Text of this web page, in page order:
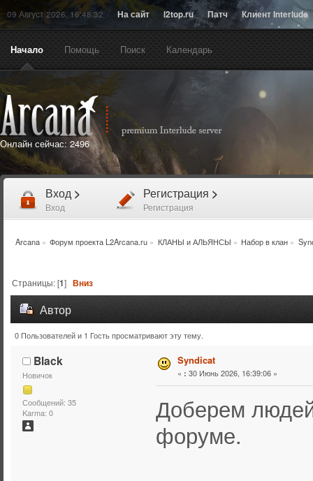
09 Август 2026, 16:48:32 На сайт l2top.ru Патч Клиент Interlude
Начало Помощь Поиск Календарь
Онлайн сейчас: 2496
Вход >
Вход
Регистрация >
Регистрация
Arcana» Форум проекта L2Arcana.ru » КЛАНЫ и АЛЬЯНСЫ » Набор в клан »
Страницы: [1]Вниз
Автор
Тема: Syndicat (Прочитано 2846 раз)
0 Пользователей и 1 Гость просматривают эту тему.
Black
Новичок
Сообщений: 35
Karma: 0
Syndicat
« : 30 Июнь 2026, 16:39:06 »
Доберем
форуме.